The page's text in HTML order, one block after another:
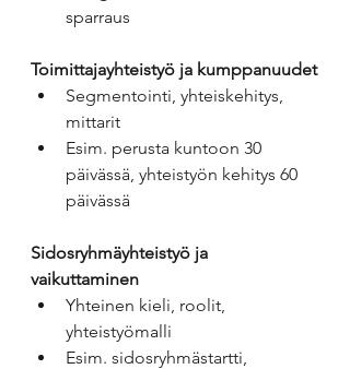
sparraus
Toimittajayhteistyö ja kumppanuudet
Segmentointi, yhteiskehitys,
mittarit
Esim. perusta kuntoon 30
päivässä, yhteistyön kehitys 60
päivässä
Sidosryhmäyhteistyö ja
vaikuttaminen
Yhteinen kieli, roolit,
yhteistyömalli
Esim. sidosryhmästartti,